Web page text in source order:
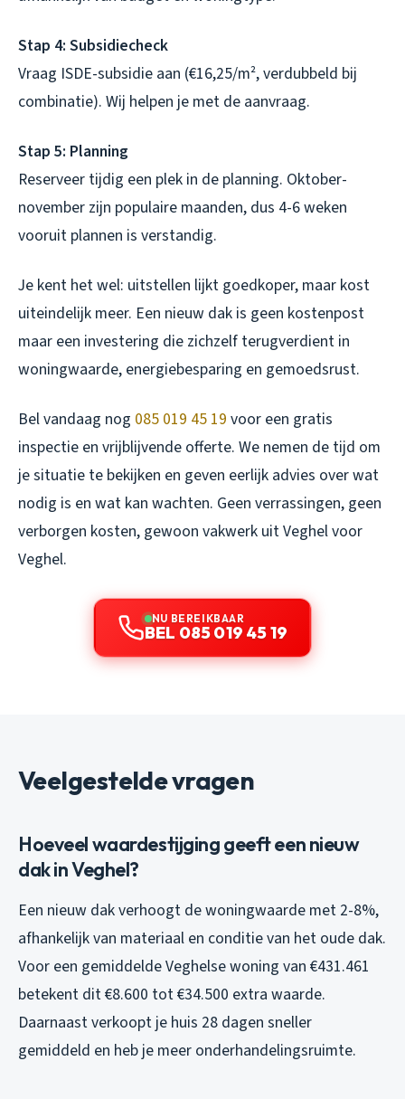
Stap 4: Subsidiecheck
Vraag ISDE-subsidie aan (€16,25/m², verdubbeld bij
combinatie). Wij helpen je met de aanvraag.
Stap 5: Planning
Reserveer tijdig een plek in de planning. Oktober-
november zijn populaire maanden, dus 4-6 weken
vooruit plannen is verstandig.
Je kent het wel: uitstellen lijkt goedkoper, maar kost
uiteindelijk meer. Een nieuw dak is geen kostenpost
maar een investering die zichzelf terugverdient in
woningwaarde, energiebesparing en gemoedsrust.
Bel vandaag nog 085 019 45 19 voor een gratis
inspectie en vrijblijvende offerte. We nemen de tijd om
je situatie te bekijken en geven eerlijk advies over wat
nodig is en wat kan wachten. Geen verrassingen, geen
verborgen kosten, gewoon vakwerk uit Veghel voor
Veghel.
NU BEREIKBAAR
BEL 085 019 45 19
Veelgestelde vragen
Hoeveel waardestijging geeft een nieuw
dak in Veghel?
Een nieuw dak verhoogt de woningwaarde met 2-8%,
afhankelijk van materiaal en conditie van het oude dak.
Voor een gemiddelde Veghelse woning van €431.461
betekent dit €8.600 tot €34.500 extra waarde.
Daarnaast verkoopt je huis 28 dagen sneller
gemiddeld en heb je meer onderhandelingsruimte.